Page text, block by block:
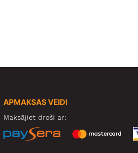
APMAKSAS VEIDI
Maksājiet droši ar: